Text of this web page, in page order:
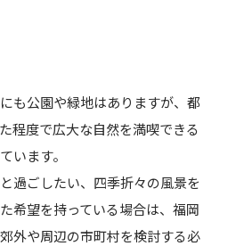
も公園や緑地はありますが、都
程度で広大な自然を満喫できる
います。
過ごしたい、四季折々の風景を
希望を持っている場合は、福岡
外や周辺の市町村を検討する必